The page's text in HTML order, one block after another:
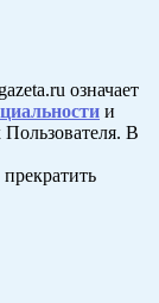
означает
и
В